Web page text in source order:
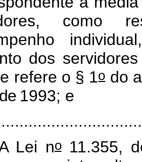
como
dos
refere o § 1odo
de 1993; e
Lei no11.355,